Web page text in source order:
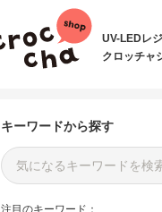
UV-LEDレ
クロッチャ
キーワードから探す
注目のキーワード：